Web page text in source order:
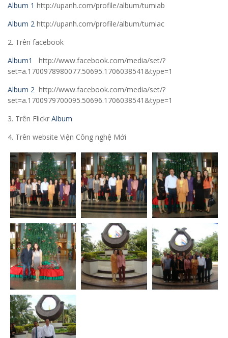
Album 1 http://upanh.com/profile/album/tumiab
Album 2 http://upanh.com/profile/album/tumiac
2. Trên facebook
Album1
http://www.facebook.com/media/set/?
set=a.1700978980077.50695.1706038541&type=1
Album 2 http://www.facebook.com/media/set/?
set=a.1700979700095.50696.1706038541&type=1
3. Trên Flickr Album
4. Trên website Viện Công nghệ Mới